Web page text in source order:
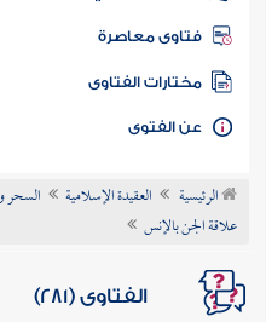
عرض موضوعي
فتاوى معاصرة
مختارات الفتاوى
الفتوى
الرئيسية العقيدة الإسلامية السحر
علاقة الجن بالإنس
الفتاوى (281)